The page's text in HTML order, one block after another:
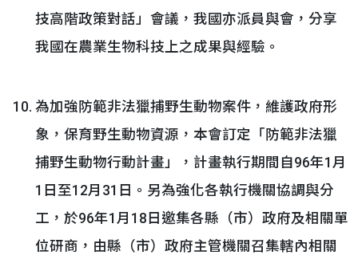
技高階政策對話」會議，我國亦派員與會，分享
我國在農業生物科技上之成果與經驗。
為加強防範非法獵捕野生動物案件，維護政府形
象，保育野生動物資源，本會訂定「防範非法獵
捕野生動物行動計畫」，計畫執行期間自96年1月
1日至12月31日。另為強化各執行機關協調與分
工，於96年1月18日邀集各縣（市）政府及相關單
位研商，由縣（市）政府主管機關召集轄內相關